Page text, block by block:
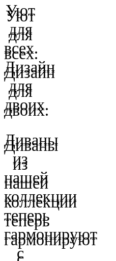
Уют
для
всех.
Дизайн
для
двоих.
Диваны
из
нашей
коллекции
теперь
гармонируют
Уют
для
всех.
Дизайн
для
двоих.
Диваны
из
нашей
коллекции
теперь
гармонируют
с